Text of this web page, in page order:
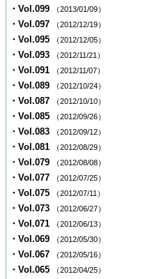
・Vol.099 （2013/01/09）
・Vol.097 （2012/12/19）
・Vol.095 （2012/12/05）
・Vol.093 （2012/11/21）
・Vol.091 （2012/11/07）
・Vol.089 （2012/10/24）
・Vol.087 （2012/10/10）
・Vol.085 （2012/09/26）
・Vol.083 （2012/09/12）
・Vol.081 （2012/08/29）
・Vol.079 （2012/08/08）
・Vol.077 （2012/07/25）
・Vol.075 （2012/07/11）
・Vol.073 （2012/06/27）
・Vol.071 （2012/06/13）
・Vol.069 （2012/05/30）
・Vol.067 （2012/05/16）
・Vol.065 （2012/04/25）